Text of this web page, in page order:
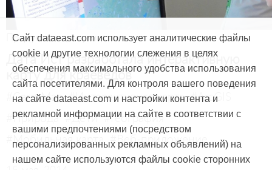
Продукты и услуги
Дата Ист разработала интерактивную
карту для краеведов
#CarryMap #Интерактивная карта #ArcGIS
#Природа #Дети #География
#Мобильная карта #Веб-приложение
Сайт dataeast.com использует аналитические файлы
cookie и другие технологии слежения в целях
обеспечения максимального удобства использования
сайта посетителями. Для контроля вашего поведения
на сайте dataeast.com и настройки контента и
рекламной информации на сайте в соответствии с
вашими предпочтениями (посредством
персонализированных рекламных объявлений) на
нашем сайте используются файлы cookie сторонних